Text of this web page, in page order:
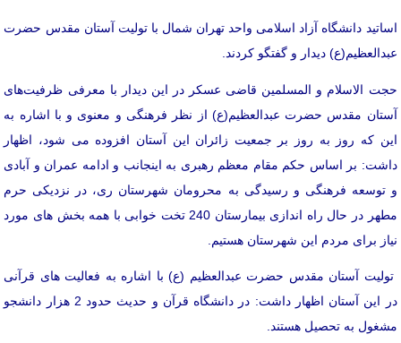
اساتید دانشگاه آزاد اسلامی واحد تهران شمال با تولیت آستان مقدس حضرت
عبدالعظیم(ع) دیدار و گفتگو کردند.
حجت الاسلام و المسلمین قاضی عسکر در این دیدار با معرفی ظرفیت‌های
آستان مقدس حضرت عبدالعظیم(ع) از نظر فرهنگی و معنوی و با اشاره به
این که روز به روز بر جمعیت زائران این آستان افزوده می شود، اظهار
داشت: بر اساس حکم مقام معظم رهبری به اینجانب و ادامه عمران و آبادی
و توسعه فرهنگی و رسیدگی به محرومان شهرستان ری، در نزدیکی حرم
مطهر در حال راه اندازی بیمارستان 240 تخت خوابی با همه بخش های مورد
نیاز برای مردم این شهرستان هستیم.
تولیت آستان مقدس حضرت عبدالعظیم (ع) با اشاره به فعالیت های قرآنی
در این آستان اظهار داشت: در دانشگاه قرآن و حدیث حدود 2 هزار دانشجو
مشغول به تحصیل هستند.